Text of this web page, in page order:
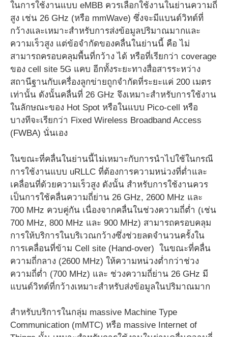
ในการใช้งานแบบ eMBB ควรเลือกใช้งานในย่านความถี่
สูง เช่น 26 GHz (หรือ mmWave) ซึ่งจะมีแบนด์วิทด์ที่
กว้างและเหมาะสำหรับการส่งข้อมูลปริมาณมากและ
ความเร็วสูง แต่ข้อจำกัดของคลื่นในย่านนี้ คือ ไม่
สามารถครอบคลุมพื้นที่กว้าง ได้ หรือที่เรียกว่า coverage
ของ cell site 5G แคบ อีกทั้งระยะทางสื่อสารระหว่าง
สถานีฐานกับเครื่องลูกข่ายถูกจำกัดที่ระยะแค่ 200 เมตร
เท่านั้น ดังนั้นคลื่นที่ 26 GHz จึงเหมาะสำหรับการใช้งาน
ในลักษณะของ Hot Spot หรือในแบบ Pico-cell หรือ
บางทีจะเรียกว่า Fixed Wireless Broadband Access
(FWBA) นั่นเอง
ในขณะที่คลื่นในย่านนี้ไม่เหมาะกับการนำไปใช้ในกรณี
การใช้งานแบบ uRLLC ที่ต้องการความหน่วงที่ต่ำและ
เคลื่อนที่ด้วยความเร็วสูง ดังนั้น สำหรับการใช้งานควร
เป็นการใช้คลื่นความถี่ย่าน 26 GHz, 2600 MHz และ
700 MHz ควบคู่กัน เนื่องจากคลื่นในช่วงความถี่ต่ำ (เช่น
700 MHz, 800 MHz และ 900 MHz) สามารถครอบคลุม
การให้บริการในบริเวณกว้างซึ่งช่วยลดจำนวนครั้งใน
การเคลื่อนที่ข้าม Cell site (Hand-over) ในขณะที่คลื่น
ความถี่กลาง (2600 MHz) ให้ความหน่วงต่ำกว่าช่วง
ความถี่ต่ำ (700 MHz) และ ช่วงความถี่ย่าน 26 GHz มี
แบนด์วิทด์ที่กว้างเหมาะสำหรับส่งข้อมูลในปริมาณมาก
สำหรับบริการในกลุ่ม massive Machine Type
Communication (mMTC) หรือ massive Internet of